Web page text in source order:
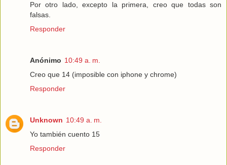
Por otro lado, excepto la primera, creo que todas son
falsas.
Responder
Anónimo 10:49 a. m.
Creo que 14 (imposible con iphone y chrome)
Responder
Unknown 10:49 a. m.
Yo también cuento 15
Responder